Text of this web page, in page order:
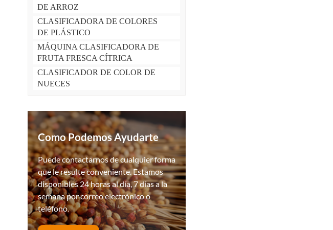
DE ARROZ
CLASIFICADORA DE COLORES
DE PLÁSTICO
MÁQUINA CLASIFICADORA DE
FRUTA FRESCA CÍTRICA
CLASIFICADOR DE COLOR DE
NUECES
Como Podemos Ayudarte
Puede contactarnos de cualquier forma
que le resulte conveniente. Estamos
disponibles 24 horas al día, 7 días a la
semana por correo electrónico o
teléfono.